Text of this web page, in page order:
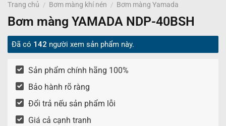
Trang chủ / Bơm màng khí nén / Bơm màng Yamada
Bơm màng YAMADA NDP-40BSH
Đã có 142 người xem sản phẩm này.
Sản phẩm chính hãng 100%
Bảo hành rõ ràng
Đổi trả nếu sản phẩm lỗi
Giá cả cạnh tranh